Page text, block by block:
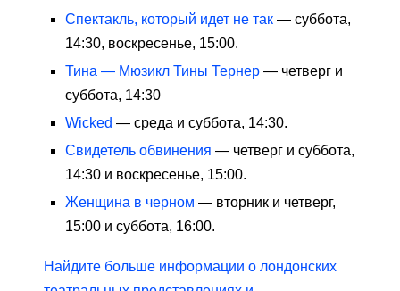
Спектакль, который идет не так — суббота,
14:30, воскресенье, 15:00.
Тина — Мюзикл Тины Тернер — четверг и
суббота, 14:30
Wicked — среда и суббота, 14:30.
Свидетель обвинения — четверг и суббота,
14:30 и воскресенье, 15:00.
Женщина в черном — вторник и четверг,
15:00 и суббота, 16:00.
Найдите больше информации о лондонских